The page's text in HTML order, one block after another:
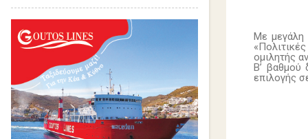
Με μεγάλη
ομιλητής
Β’ βαθμού
επιλογής